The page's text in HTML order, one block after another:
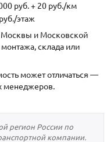
руб. + 20 руб./км
этаж
Москвы и Московской
монтажа, склада или
может отличаться —
менеджеров.
регион России по
компании.